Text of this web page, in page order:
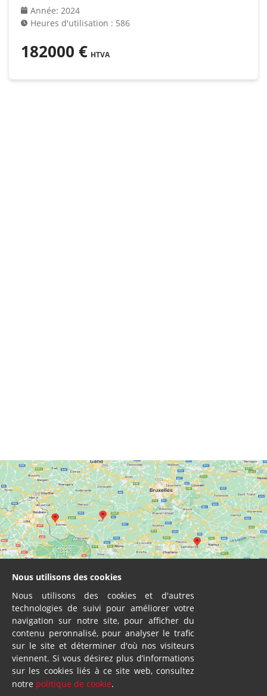
Année: 2024
Heures d'utilisation : 586
182000 € HTVA
Vente - Service
Nous utilisons des cookies
Nous utilisons des cookies et d'autres
technologies de suivi pour améliorer votre
navigation sur notre site, pour afficher du
contenu peronnalisé, pour analyser le trafic
sur le site et déterminer d'où nos visiteurs
viennent. Si vous désirez plus d’informations
sur les cookies liés à ce site web, consultez
notre politique de cookie.